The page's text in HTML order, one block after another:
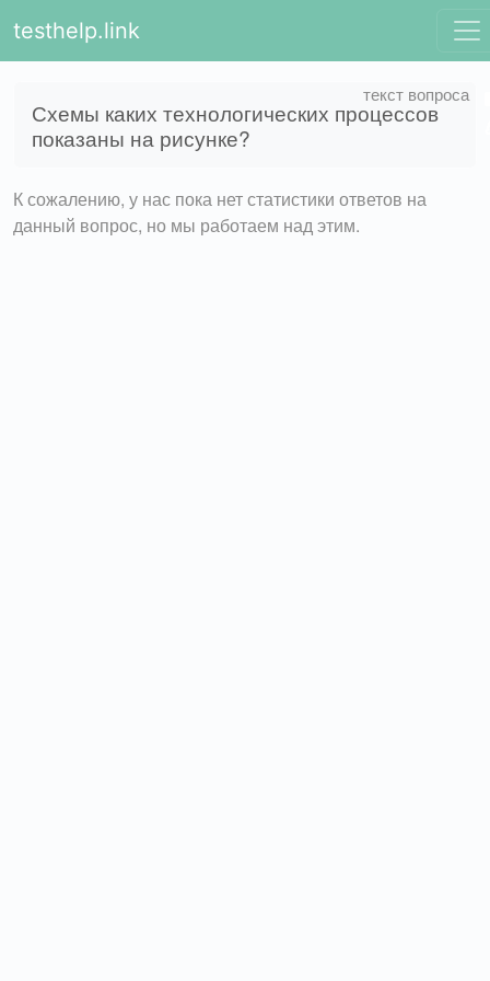
testhelp.link
Схемы каких технологических процессов
показаны на рисунке?
К сожалению, у нас пока нет статистики ответов на
данный вопрос, но мы работаем над этим.